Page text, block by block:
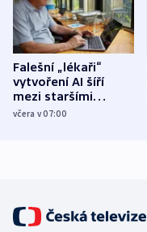
Falešní „lékaři“
vytvoření AI šíří
mezi staršími
Poláky nebezpečné
včera v 07:00